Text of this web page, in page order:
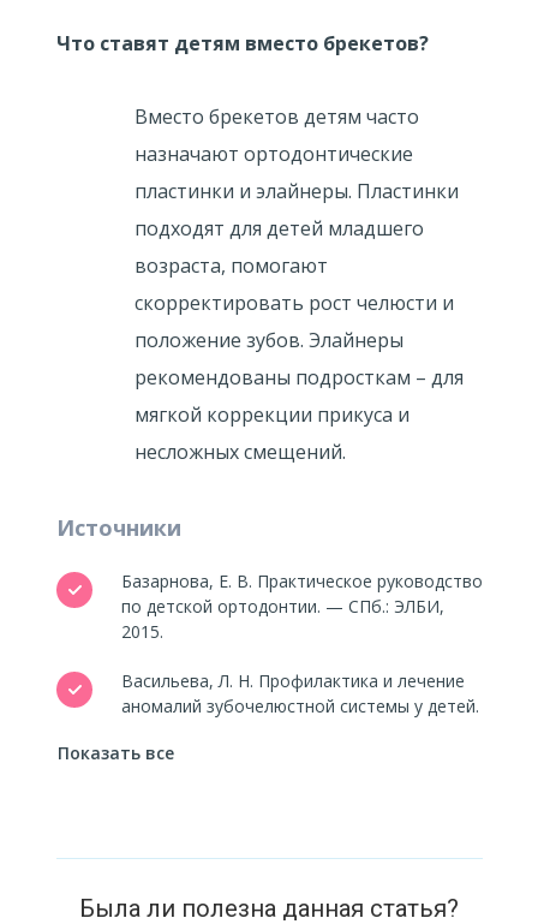
Что ставят детям вместо брекетов?
Вместо брекетов детям часто
назначают ортодонтические
пластинки и элайнеры. Пластинки
подходят для детей младшего
возраста, помогают
скорректировать рост челюсти и
положение зубов. Элайнеры
рекомендованы подросткам – для
мягкой коррекции прикуса и
несложных смещений.
Источники
Базарнова, Е. В. Практическое руководство
по детской ортодонтии. — СПб.: ЭЛБИ,
2015.
Васильева, Л. Н. Профилактика и лечение
аномалий зубочелюстной системы у детей.
ортодонтических пластин и брекет-систем
Показать все
Была ли полезна данная статья?